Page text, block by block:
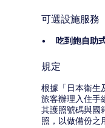
可選設施服務
吃到飽自助
規定
根據「日本衛生
旅客辦理入住手
其護照號碼與國
照，以做備份之